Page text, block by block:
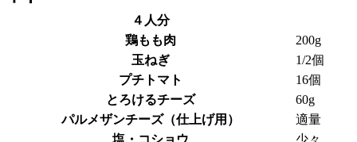
４人分
鶏もも肉
200g
玉ねぎ
1/2個
プチトマト
16個
とろけるチーズ
60g
パルメザンチーズ（仕上げ用）
適量